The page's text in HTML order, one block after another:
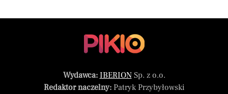
Wydawca: IBERIONSp. z o.o.
Redaktor naczelny:Patryk Przybyłowski